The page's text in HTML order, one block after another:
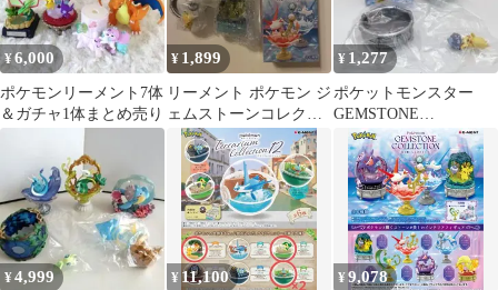
¥6,000
ポケモンリーメント7体
＆ガチャ1体まとめ売り
¥ 1,899
リーメント ポケモン ジ
ェムストーンコレクシ
ョン ピカチュウ＆メレ
シー
¥ 1,277
ポケットモンスター
GEMSTONE
COLLECTON フギュア
¥4,999 ¥ 11,100 ¥9,078